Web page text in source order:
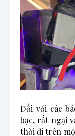
Đối với các
bạc, rất ngại
thời đi trên